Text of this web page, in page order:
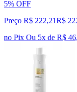
5% OFF
Preço R$ 222,21R$
no Pix Ou 5x de R$